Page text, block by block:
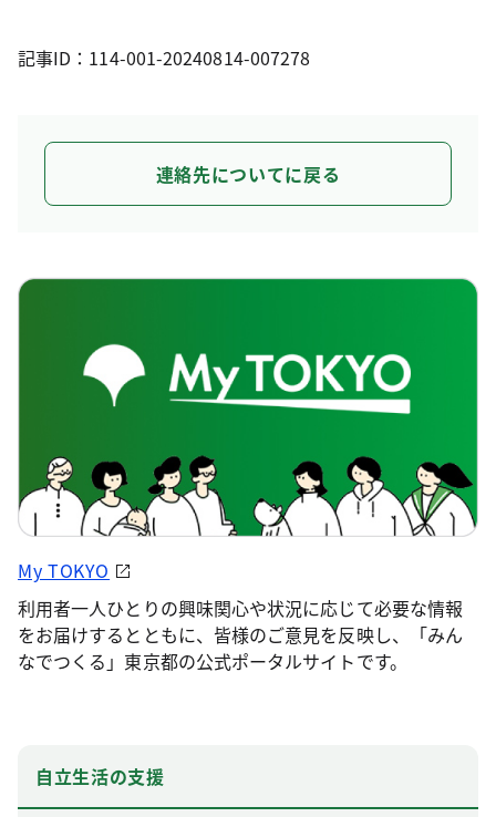
記事ID：114-001-20240814-007278
連絡先についてに戻る
My TOKYO
利用者一人ひとりの興味関心や状況に応じて必要な情報
をお届けするとともに、皆様のご意見を反映し、「みん
なでつくる」東京都の公式ポータルサイトです。
自立生活の支援